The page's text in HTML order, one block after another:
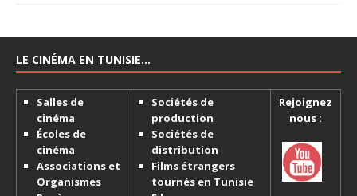
LE CINÉMA EN TUNISIE…
Salles de
cinéma
Écoles de
cinéma
Associations et
Organismes
Sociétés de
production
Sociétés de
distribution
Films étrangers
tournés en Tunisie
Rejoignez
nous :